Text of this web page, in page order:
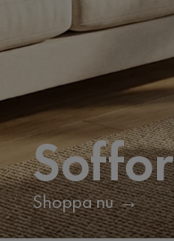
Soffor
Shoppa nu →